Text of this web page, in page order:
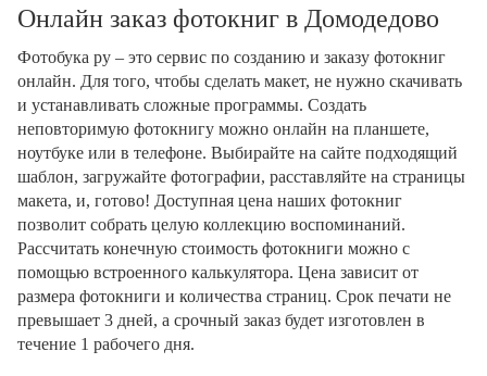
Онлайн заказ фотокниг в Домодедово
Фотобука ру – это сервис по созданию и заказу фотокниг
онлайн. Для того, чтобы сделать макет, не нужно скачивать
и устанавливать сложные программы. Создать
неповторимую фотокнигу можно онлайн на планшете,
ноутбуке или в телефоне. Выбирайте на сайте подходящий
шаблон, загружайте фотографии, расставляйте на страницы
макета, и, готово! Доступная цена наших фотокниг
позволит собрать целую коллекцию воспоминаний.
Рассчитать конечную стоимость фотокниги можно с
помощью встроенного калькулятора. Цена зависит от
размера фотокниги и количества страниц. Срок печати не
превышает 3 дней, а срочный заказ будет изготовлен в
течение 1 рабочего дня.